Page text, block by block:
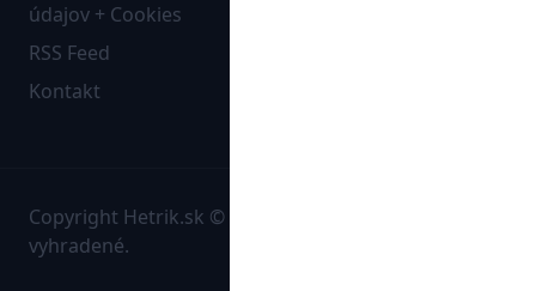
údajov + Cookies
RSS Feed
Kontakt
Copyright Hetrik.sk © 2026 Autorské práva sú
vyhradené.